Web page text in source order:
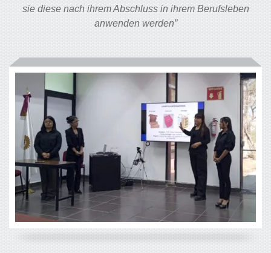
sie diese nach ihrem Abschluss in ihrem Berufsleben
anwenden werden”